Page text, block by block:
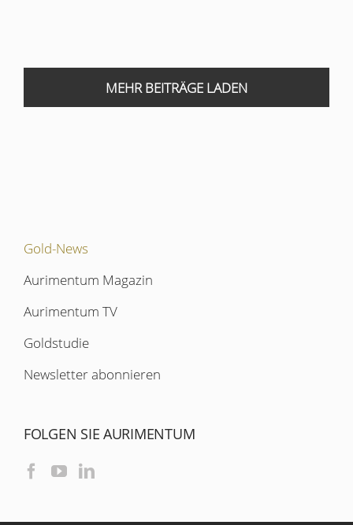
MEHR BEITRÄGE LADEN
Gold-News
Aurimentum Magazin
Aurimentum TV
Goldstudie
Newsletter abonnieren
FOLGEN SIE AURIMENTUM